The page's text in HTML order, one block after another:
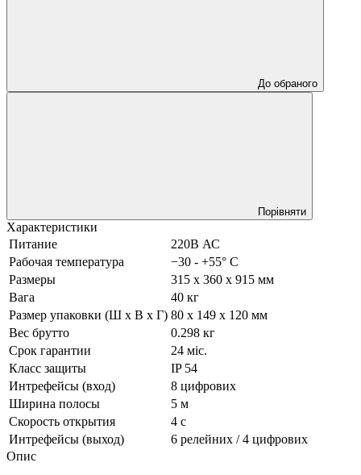
До обраного
Порівняти
Характеристики
Питание
220В АС
Рабочая температура
−30 - +55° C
Размеры
315 x 360 x 915 мм
Вага
40 кг
Размер упаковки (Ш х В х Г) 80 x 149 x 120 мм
Вес брутто
0.298 кг
Срок гарантии
24 міс.
Класс защиты
IP 54
Интрефейсы (вход)
8 цифрових
Ширина полосы
5 м
Скорость открытия
4 с
Интрефейсы (выход)
6 релейних / 4 цифрових
Опис